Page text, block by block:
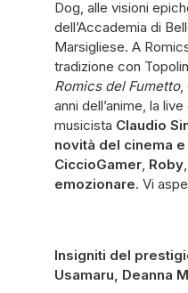
Dog, alle visioni
dell’Accademia di
Marsigliese. A
tradizione con
Romics del Fumetto,
anni dell’anime, la live
musicista Claudio
novità del cinema
CiccioGamer, Roby,
emozionare. Vi
Insigniti del
Usamaru, Deanna